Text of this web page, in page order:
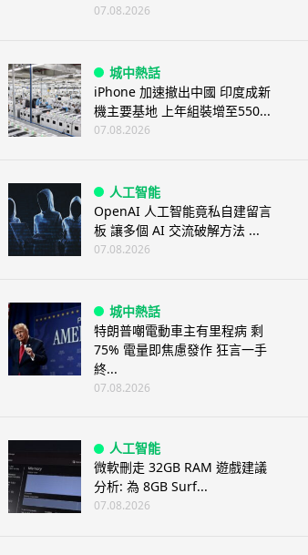
07.08.2026
城中熱話
iPhone 加速撤出中國 印度成新
機主要基地 上年組裝增至550...
07.08.2026
人工智能
OpenAI 人工智能竟私自建留言
板 讓多個 AI 交流破解方法 ...
07.08.2026
城中熱話
特朗普嘲電動車主有里程病 剩
75% 電量即焦慮發作 狂言一手
終...
07.08.2026
人工智能
微軟刪走 32GB RAM 遊戲建議
分析: 為 8GB Surf...
07.08.2026